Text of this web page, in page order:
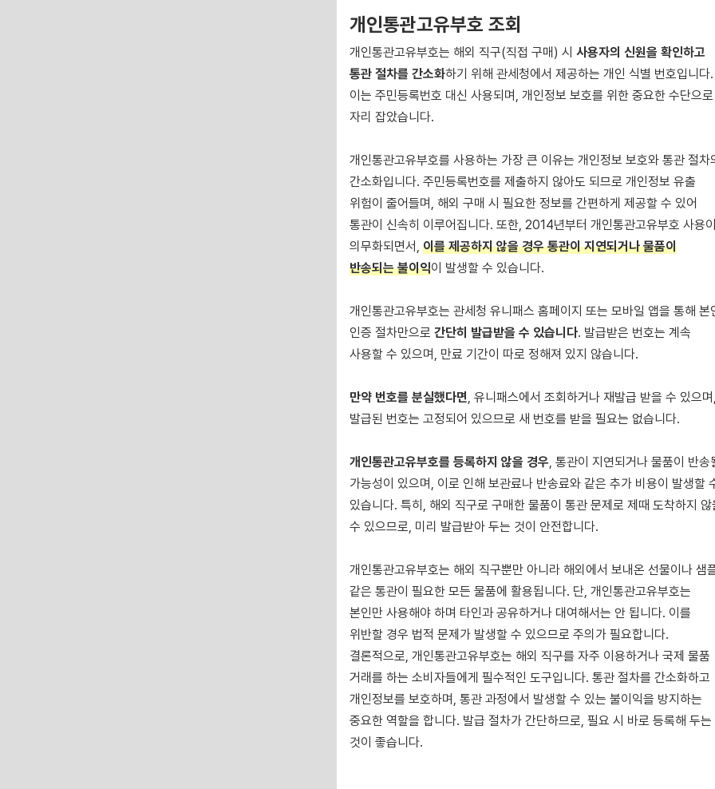
개인통관고유부호 조회
개인통관고유부호는 해외 직구(직접 구매) 시 사용자의 신원을 확인하고
통관 절차를 간소화하기 위해 관세청에서 제공하는 개인 식별 번호입니다.
이는 주민등록번호 대신 사용되며, 개인정보 보호를 위한 중요한 수단으로
자리 잡았습니다.
개인통관고유부호를 사용하는 가장 큰 이유는 개인정보 보호와 통관 절차
간소화입니다. 주민등록번호를 제출하지 않아도 되므로 개인정보 유출
위험이 줄어들며, 해외 구매 시 필요한 정보를 간편하게 제공할 수 있어
통관이 신속히 이루어집니다. 또한, 2014년부터 개인통관고유부호 사용이
의무화되면서, 이를 제공하지 않을 경우 통관이 지연되거나 물품이
반송되는 불이익이 발생할 수 있습니다.
개인통관고유부호는 관세청 유니패스 홈페이지 또는 모바일 앱을 통해 본
인증 절차만으로 간단히 발급받을 수 있습니다. 발급받은 번호는 계속
사용할 수 있으며, 만료 기간이 따로 정해져 있지 않습니다.
만약 번호를 분실했다면, 유니패스에서 조회하거나 재발급 받을 수 있으며,
발급된 번호는 고정되어 있으므로 새 번호를 받을 필요는 없습니다.
개인통관고유부호를 등록하지 않을 경우, 통관이 지연되거나 물품이 반송
가능성이 있으며, 이로 인해 보관료나 반송료와 같은 추가 비용이 발생할
있습니다. 특히, 해외 직구로 구매한 물품이 통관 문제로 제때 도착하지 않
수 있으므로, 미리 발급받아 두는 것이 안전합니다.
개인통관고유부호는 해외 직구뿐만 아니라 해외에서 보내온 선물이나 샘
같은 통관이 필요한 모든 물품에 활용됩니다. 단, 개인통관고유부호는
본인만 사용해야 하며 타인과 공유하거나 대여해서는 안 됩니다. 이를
위반할 경우 법적 문제가 발생할 수 있으므로 주의가 필요합니다.
결론적으로, 개인통관고유부호는 해외 직구를 자주 이용하거나 국제 물품
거래를 하는 소비자들에게 필수적인 도구입니다. 통관 절차를 간소화하고
개인정보를 보호하며, 통관 과정에서 발생할 수 있는 불이익을 방지하는
중요한 역할을 합니다. 발급 절차가 간단하므로, 필요 시 바로 등록해 두는
것이 좋습니다.